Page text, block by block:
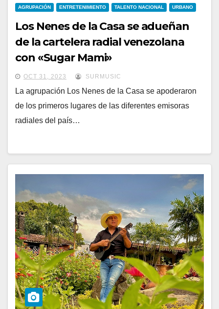
AGRUPACIÓN ENTRETENIMIENTO TALENTO NACIONAL URBANO
Los Nenes de la Casa se adueñan
de la cartelera radial venezolana
con «Sugar Mami»
OCT 31, 2023 SURMUSIC
La agrupación Los Nenes de la Casa se apoderaron
de los primeros lugares de las diferentes emisoras
radiales del país…